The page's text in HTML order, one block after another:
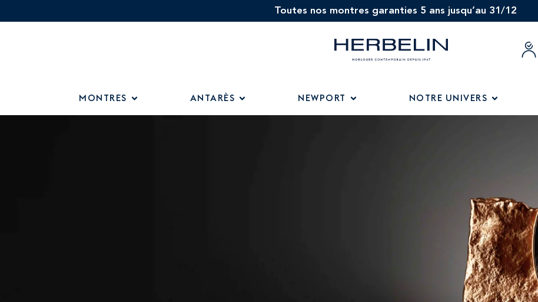
Toutes nos montres garanties 5 ans jusqu’au 31/12
MONTRES ANTARÈS NEWPORT NOTRE UNIVERS